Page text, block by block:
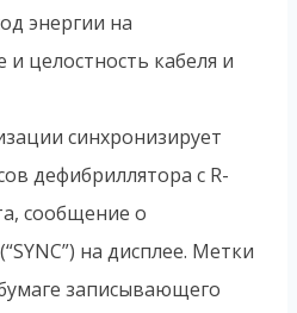
энергии на
целостность кабеля и
синхронизирует
дефибриллятора с R-
сообщение о
на дисплее. Метки
записывающего